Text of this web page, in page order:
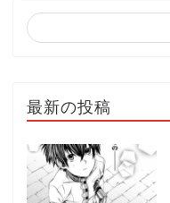
最新の投稿